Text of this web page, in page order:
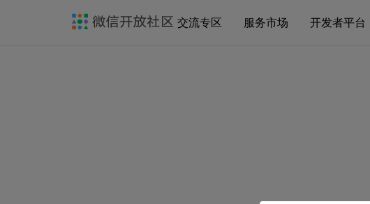
交流专区 服务市场 开发者平台